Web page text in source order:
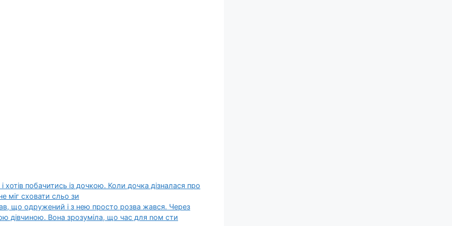
хотів побачитись із дочкою. Коли дочка дізналася про
міг сховати сльо зи
що одружений і з нею просто розва жався. Через
дівчиною. Вона зрозуміла, що час для nом сти